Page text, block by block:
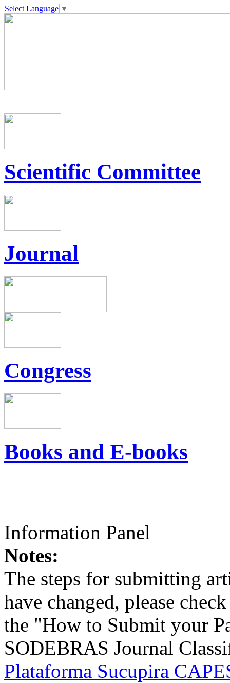
Select Language ▼
Scientific Committee
Journal
Congress
Books and E-books
Information Panel
Notes:
The steps for submitting
have changed, please
the "How to Submit your
SODEBRAS Journal
Plataforma Sucupira